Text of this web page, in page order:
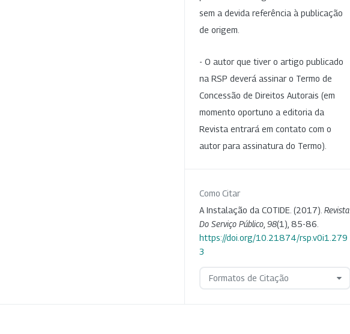
sem a devida referência à publicação
de origem.
- O autor que tiver o artigo publicado
na RSP deverá assinar o Termo de
Concessão de Direitos Autorais (em
momento oportuno a editoria da
Revista entrará em contato com o
autor para assinatura do Termo).
Como Citar
A Instalação da COTIDE. (2017). Revista
Do Serviço Público 98(1), 85-86.
https://doi.org/10.21874/rsp.v0i1.279
3
Formatos de Citação